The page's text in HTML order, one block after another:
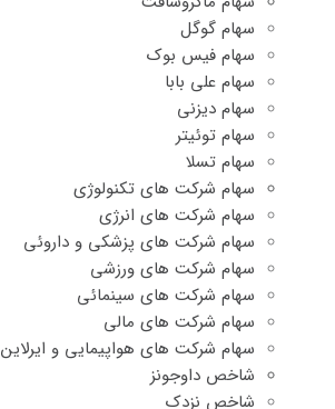
سهام گوگل
سهام فیس بوک
سهام علی بابا
سهام دیزنی
سهام توئیتر
سهام تسلا
سهام شرکت های تکنولوژی
سهام شرکت های انرژی
سهام شرکت های پزشکی و داروئی
سهام شرکت های ورزشی
سهام شرکت های سینمائی
سهام شرکت های مالی
سهام شرکت های هواپیمایی و ایرلاین
شاخص داوجونز
شاخص نزدک